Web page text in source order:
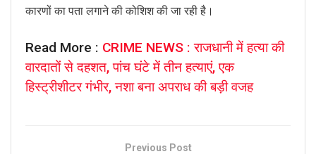
कारणों का पता लगाने की कोशिश की जा रही है।
Read More : CRIME NEWS : राजधानी में हत्या की
वारदातों से दहशत, पांच घंटे में तीन हत्याएं, एक
हिस्ट्रीशीटर गंभीर, नशा बना अपराध की बड़ी वजह
Previous Post